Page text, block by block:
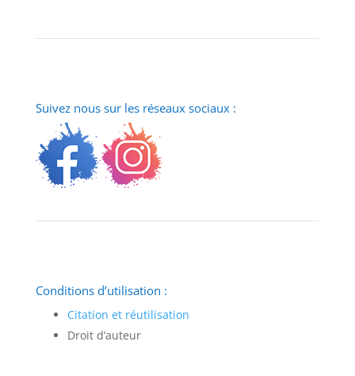
Suivez nous sur les réseaux sociaux :
Conditions d’utilisation :
Citation et réutilisation
Droit d’auteur